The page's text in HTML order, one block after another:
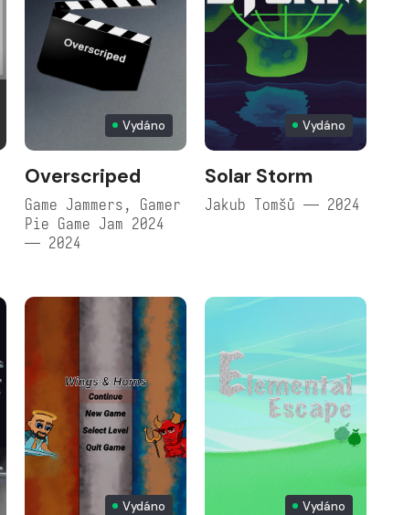
Vydáno
Overscriped
Game Jammers, Gamer
Pie Game Jam 2024
— 2024
Vydáno
Solar Storm
Jakub Tomšů — 2024
Vydáno Vydáno